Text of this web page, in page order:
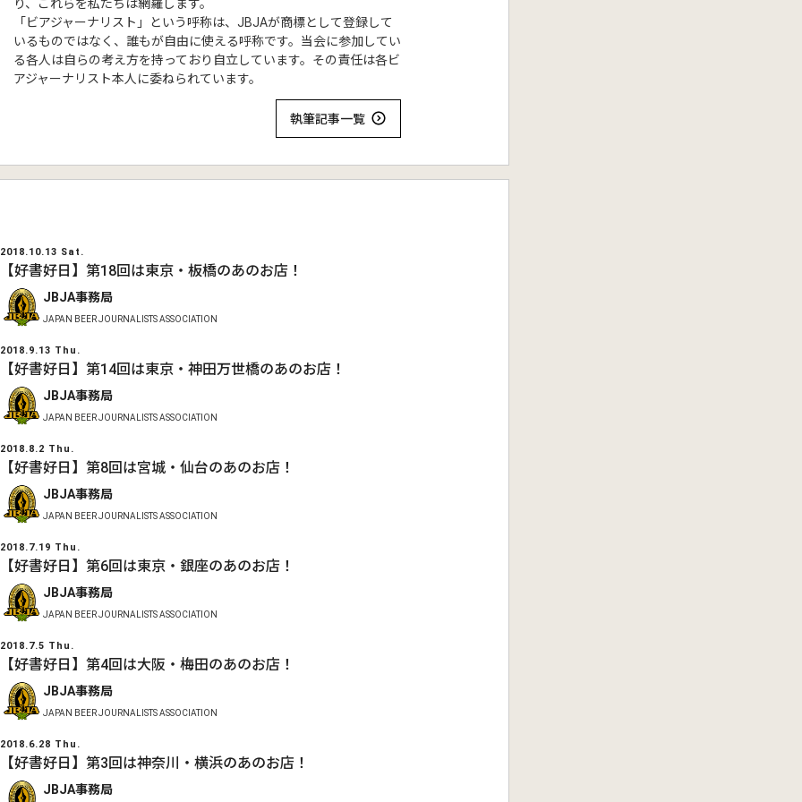
り、これらを私たちは網羅します。
「ビアジャーナリスト」という呼称は、JBJAが商標として登録して
いるものではなく、誰もが自由に使える呼称です。当会に参加してい
る各人は自らの考え方を持っており自立しています。その責任は各ビ
アジャーナリスト本人に委ねられています。
執筆記事一覧
2018.10.13 Sat.
【好書好日】第18回は東京・板橋のあのお店！
JBJA事務局
JAPAN BEER JOURNALISTS ASSOCIATION
2018.9.13 Thu.
【好書好日】第14回は東京・神田万世橋のあのお店！
JBJA事務局
JAPAN BEER JOURNALISTS ASSOCIATION
2018.8.2 Thu.
【好書好日】第8回は宮城・仙台のあのお店！
JBJA事務局
JAPAN BEER JOURNALISTS ASSOCIATION
2018.7.19 Thu.
【好書好日】第6回は東京・銀座のあのお店！
JBJA事務局
JAPAN BEER JOURNALISTS ASSOCIATION
2018.7.5 Thu.
【好書好日】第4回は大阪・梅田のあのお店！
JBJA事務局
JAPAN BEER JOURNALISTS ASSOCIATION
2018.6.28 Thu.
【好書好日】第3回は神奈川・横浜のあのお店！
JBJA事務局